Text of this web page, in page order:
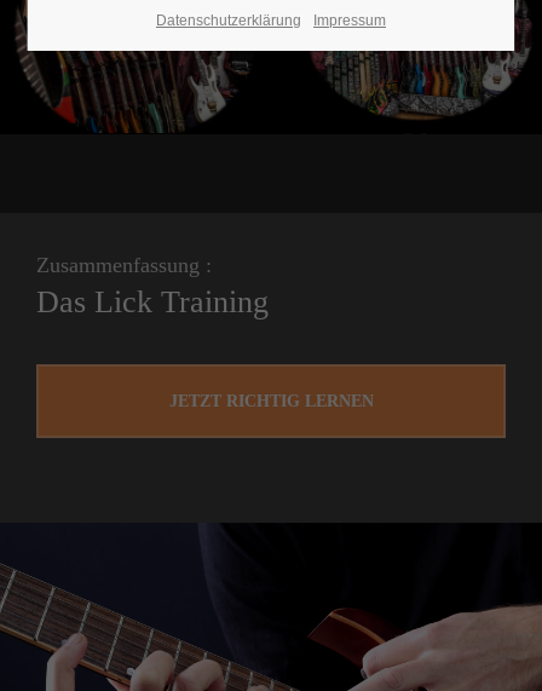
Zusammenfassung :
Das Lick Training
JETZT RICHTIG LERNEN
Datenschutzerklärung Impressum